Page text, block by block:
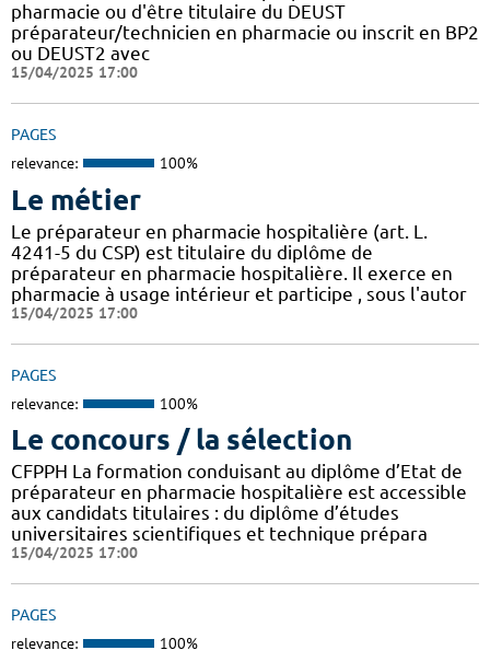
pharmacie ou d'être titulaire du DEUST
préparateur/technicien en pharmacie ou inscrit en BP2
ou DEUST2 avec
15/04/2025 17:00
PAGES
relevance: 100%
Le métier
Le préparateur en pharmacie hospitalière (art. L.
4241-5 du CSP) est titulaire du diplôme de
préparateur en pharmacie hospitalière. Il exerce en
pharmacie à usage intérieur et participe , sous l'autor
15/04/2025 17:00
PAGES
relevance: 100%
Le concours / la sélection
CFPPH La formation conduisant au diplôme d’Etat de
préparateur en pharmacie hospitalière est accessible
aux candidats titulaires : du diplôme d’études
universitaires scientifiques et technique prépara
15/04/2025 17:00
PAGES
relevance: 100%